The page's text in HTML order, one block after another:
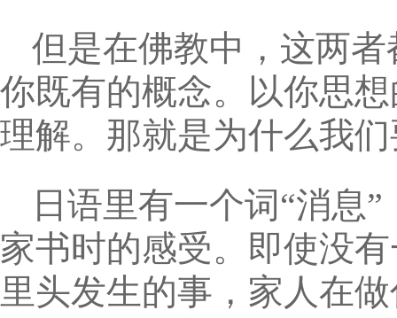
但是在佛教中，这两
你既有的概念。以你思
理解。那就是为什么我
日语里有一个词“消息
家书时的感受。即使没
里头发生的事，家人在